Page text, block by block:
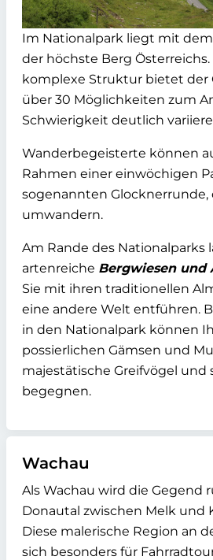
Im Nationalpark liegt mit dem
der höchste Berg
komplexe Struktur bietet der
über 30 Möglichkeiten zum
Schwierigkeit deutlich
Wanderbegeisterte können
Rahmen einer einwöchigen
sogenannten Glocknerrunde,
umwandern.
Am Rande des Nationalparks
artenreiche Bergwiesen und
Sie mit ihren traditionellen
eine andere Welt entführen.
in den Nationalpark können
possierlichen Gämsen und
majestätische Greifvögel und
begegnen.
Wachau
Als Wachau wird die Gegend
Donautal zwischen Melk und
Diese malerische Region an
sich besonders für